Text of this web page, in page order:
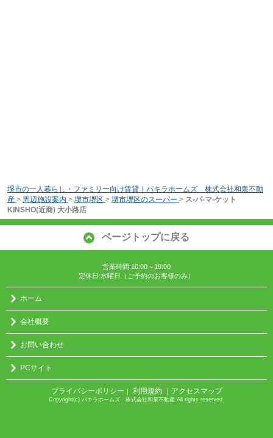
堺市の一人暮らし・ファミリー向け賃貸｜パキラホームズ 株式会社和泉不動
産 > 周辺施設案内 > 堺市堺区 > 堺市堺区のスーパー > ス-パ-マ-ケット
KINSHO(近商) 大小路店
ページトップに戻る
営業時間:10:00～19:00
定休日:水曜日（ご予約のお客様のみ）
ホーム
会社概要
お問い合わせ
PCサイト
プライバシーポリシー ｜ 利用規約 ｜アクセスマップ
Copyright(c) パキラホームズ 株式会社和泉不動産 All rights reserved.